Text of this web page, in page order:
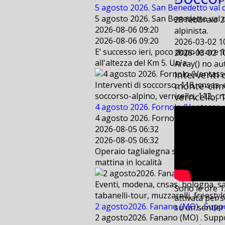
5 agosto 2026. San Benedetto val
5 agosto 2026. San Benedetto val
2026-08-06 09:20
2026-08-06 09:20
E’ successo ieri, poco dopo le
all'altezza del Km 5. Un'a
Interventi di soccorso, 118,
soccorso-alpino, verricello, 112,
4 agosto 2026. Fornolo (Ventasso
4 agosto 2026. Fornolo (Ventasso
2026-08-05 06:32
2026-08-05 06:32
Operaio taglialegna scivola per
mattina in località
Eventi, modena, cnsas, bologna,
tabanelli-tour, muzzarelli,
2 agosto2026. Fanano (MO) .
2 agosto2026. Fanano (MO) .
28 febbraio
alpinista.
2026-03-02
2026-03-02
Array() no
Interventi
monte-
verricello,
Sono le ore
attivata per
su un sentier